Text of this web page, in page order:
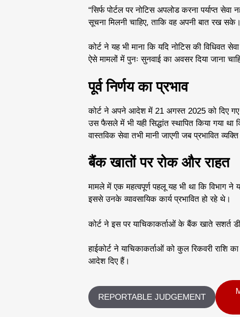
“सिर्फ पोर्टल पर नोटिस अपलोड करना पर्याप्त
सूचना मिलनी चाहिए, ताकि वह अपनी बात रख
कोर्ट ने यह भी माना कि यदि नोटिस की विधिवत
ऐसे मामलों में पुनः सुनवाई का अवसर दिया जाना
पूर्व निर्णय का प्रभाव
कोर्ट ने अपने आदेश में 21 अगस्त 2025 को दिए
उस फैसले में भी यही सिद्धांत स्थापित किया गया था
वास्तविक सेवा तभी मानी जाएगी जब प्रभावित
बैंक खातों पर रोक और राहत
मामले में एक महत्वपूर्ण पहलू यह भी था कि विभाग
इससे उनके व्यावसायिक कार्य प्रभावित हो रहे थे।
कोर्ट ने इस पर याचिकाकर्ताओं के बैंक खाते सशर्त
हाईकोर्ट ने याचिकाकर्ताओं को कुल रिकवरी
आदेश दिए हैं।
REPORTABLE JUDGEMENT